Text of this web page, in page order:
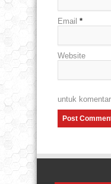
Email *
Website
untuk